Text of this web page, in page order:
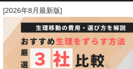
[2026年8月最新版]